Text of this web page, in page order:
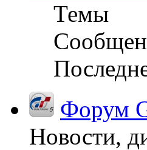
Темы
Форум
Новости,